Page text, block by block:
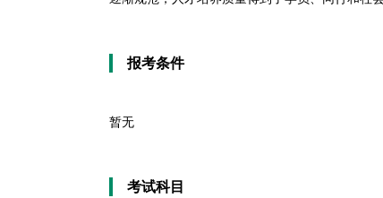
报考条件
暂无
考试科目